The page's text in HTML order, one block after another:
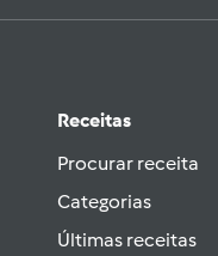
Receitas
Procurar receita
Categorias
Últimas receitas